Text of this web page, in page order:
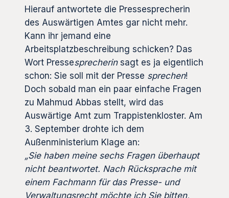
Hierauf antwortete die Pressesprecherin
des Auswärtigen Amtes gar nicht mehr.
Kann ihr jemand eine
Arbeitsplatzbeschreibung schicken? Das
Wort Pressesprecherinsagt es ja eigentlich
schon: Sie soll mit der Presse sprechen!
Doch sobald man ein paar einfache Fragen
zu Mahmud Abbas stellt, wird das
Auswärtige Amt zum Trappistenkloster. Am
3. September drohte ich dem
Außenministerium Klage an:
„Sie haben meine sechs Fragen überhaupt
nicht beantwortet. Nach Rücksprache mit
einem Fachmann für das Presse- und
Verwaltungsrecht möchte ich Sie bitten,